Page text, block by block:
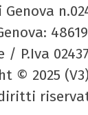
/ P.Iva
© 2025